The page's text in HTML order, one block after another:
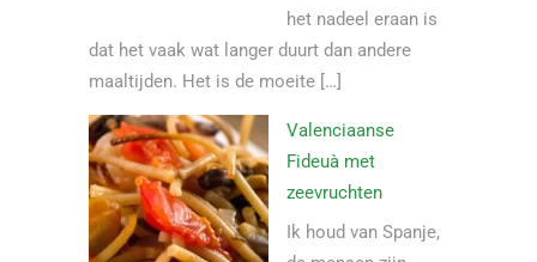
het nadeel eraan is
dat het vaak wat langer duurt dan andere
maaltijden. Het is de moeite […]
Valenciaanse
Fideuà met
zeevruchten
Ik houd van Spanje,